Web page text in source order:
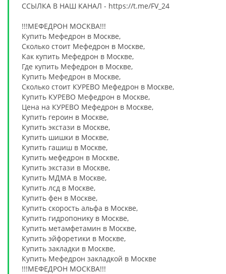
ССЫЛКА В НАШ КАНАЛ - https://t.me/FV_24
!!!МЕФЕДРОН МОСКВА!!!
Купить Мефедрон в Москве,
Сколько стоит Мефедрон в Москве,
Как купить Мефедрон в Москве,
Где купить Мефедрон в Москве,
Купить Мефедрон в Москве,
Сколько стоит КУРЕВО Мефедрон в Москве,
Купить КУРЕВО Мефедрон в Москве,
Цена на КУРЕВО Мефедрон в Москве,
Купить героин в Москве,
Купить экстази в Москве,
Купить шишки в Москве,
Купить гашиш в Москве,
Купить мефедрон в Москве,
Купить экстази в Москве,
Купить МДМА в Москве,
Купить лсд в Москве,
Купить фен в Москве,
Купить скорость альфа в Москве,
Купить гидропонику в Москве,
Купить метамфетамин в Москве,
Купить эйфоретики в Москве,
Купить закладки в Москве,
Купить Мефедрон закладкой в Москве
!!!МЕФЕДРОН МОСКВА!!!